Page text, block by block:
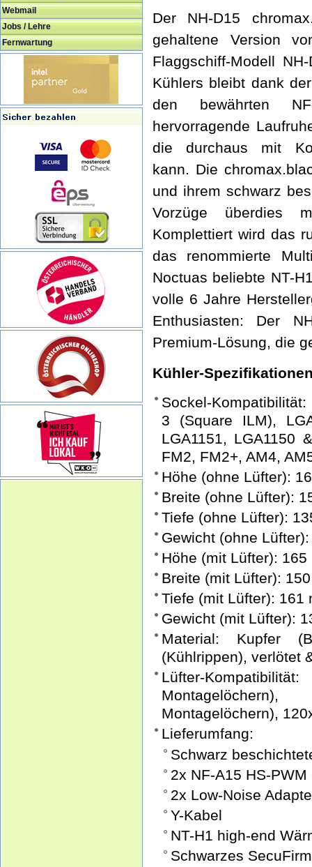
Webmail
Jobs / Lehre
Fernwartung
Der NH-D15
gehaltene Version
Flaggschiff-Modell
Kühlers bleibt dank
den bewährten
hervorragende
die durchaus mit
kann. Die
und ihrem schwarz
Vorzüge überdies
Komplettiert wird das
das renommierte
Noctuas beliebte NT-
volle 6 Jahre
Enthusiasten: Der
Premium-Lösung, die
Kühler-
Sockel-Kompatibilität:
3 (Square ILM),
LGA1151, LGA1150
FM2, FM2+, AM4,
Höhe (ohne Lüfter):
Breite (ohne Lüfter):
Tiefe (ohne Lüfter):
Gewicht (ohne
Höhe (mit Lüfter): 165
Breite (mit Lüfter):
Tiefe (mit Lüfter): 161
Gewicht (mit Lüfter):
Material: Kupfer
(Kühlrippen), verlötet
Lüfter-
Montagelöchern),
Lieferumfang:
Schwarz
2x NF-A15 HS-
2x Low-Noise
Y-Kabel
NT-H1 high-end
Schwarzes